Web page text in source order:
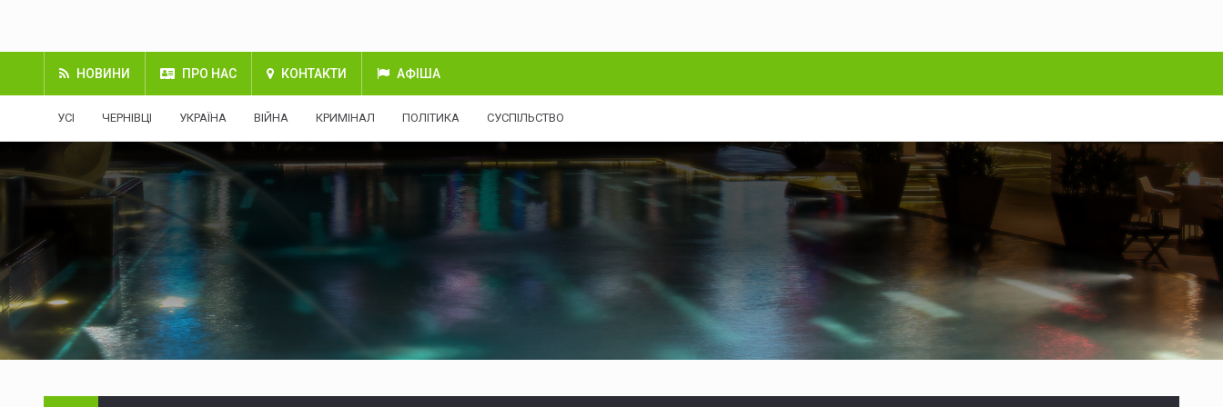
НОВИНИ ПРО НАС КОНТАКТИ АФІША
УСІ ЧЕРНІВЦІ УКРАЇНА ВІЙНА КРИМІНАЛ ПОЛІТИКА СУСПІЛЬСТВО
Через ДТП на Вокзальній у Чернівцях ускладнився рух тролейбусів №3 та №5